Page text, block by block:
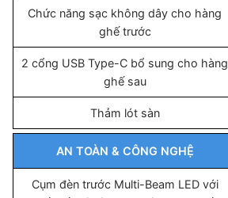
Chức năng sạc không dây cho hàng
ghế trước
2 cổng USB Type-C bổ sung cho hàng
ghế sau
Thảm lót sàn
AN TOÀN & CÔNG NGHỆ
Cụm đèn trước Multi-Beam LED với